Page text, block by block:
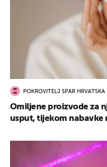
POKROVITELJ SPAR HRVATSKA
Omiljene proizvode za
usput, tijekom nabavke